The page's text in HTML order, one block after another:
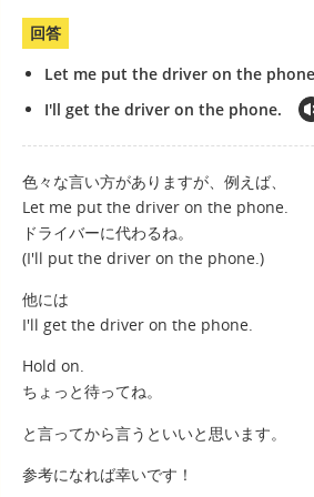
回答
Let me put the driver on the
I'll get the driver on the phone.
色々な言い方がありますが、例えば、
Let me put the driver on the phone.
ドライバーに代わるね。
(I'll put the driver on the phone.)
他には
I'll get the driver on the phone.
Hold on.
ちょっと待ってね。
と言ってから言うといいと思います。
参考になれば幸いです！